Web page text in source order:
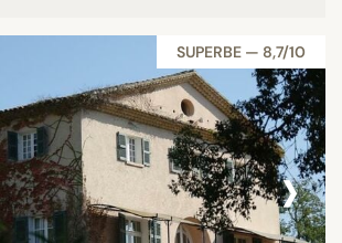
SUPERBE — 8,7/10
›